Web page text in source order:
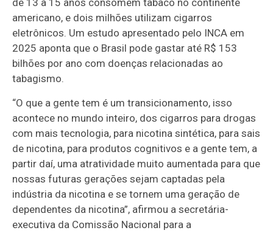
de 13 à 15 anos consomem tabaco no continente
americano, e dois milhões utilizam cigarros
eletrônicos. Um estudo apresentado pelo INCA em
2025 aponta que o Brasil pode gastar até R$ 153
bilhões por ano com doenças relacionadas ao
tabagismo.
“O que a gente tem é um transicionamento, isso
acontece no mundo inteiro, dos cigarros para drogas
com mais tecnologia, para nicotina sintética, para sais
de nicotina, para produtos cognitivos e a gente tem, a
partir daí, uma atratividade muito aumentada para que
nossas futuras gerações sejam captadas pela
indústria da nicotina e se tornem uma geração de
dependentes da nicotina”, afirmou a secretária-
executiva da Comissão Nacional para a